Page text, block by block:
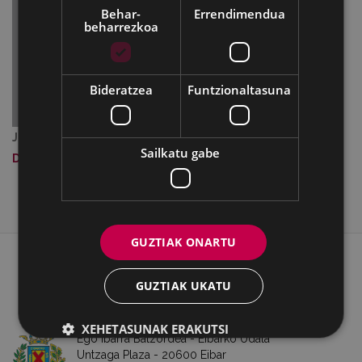
Jatorrizko tamainako irudia:664 KB|
Ikusi
Deskargatu
IRISGARRITASUNA
BATZORDEA
Ego Ibarra Batzordea - Eibarko Udala
Untzaga Plaza - 20600 Eibar
Behar-
beharrezkoa
Errendimendua
Bideratzea Funtzionaltasuna
Sailkatu gabe
GUZTIAK ONARTU
GUZTIAK UKATU
XEHETASUNAK ERAKUTSI